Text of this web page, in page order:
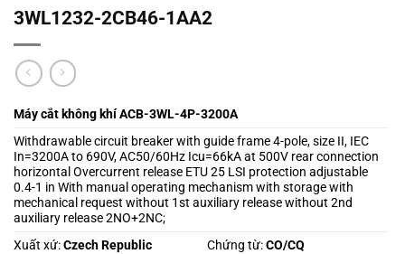
3WL1232-2CB46-1AA2
Máy cắt không khí ACB-3WL-4P-3200A
Withdrawable circuit breaker with guide frame 4-pole, size II, IEC
In=3200A to 690V, AC50/60Hz Icu=66kA at 500V rear connection
horizontal Overcurrent release ETU 25 LSI protection adjustable
0.4-1 in With manual operating mechanism with storage with
mechanical request without 1st auxiliary release without 2nd
auxiliary release 2NO+2NC;
Xuất xứ:Czech Republic Chứng từ:CO/CQ